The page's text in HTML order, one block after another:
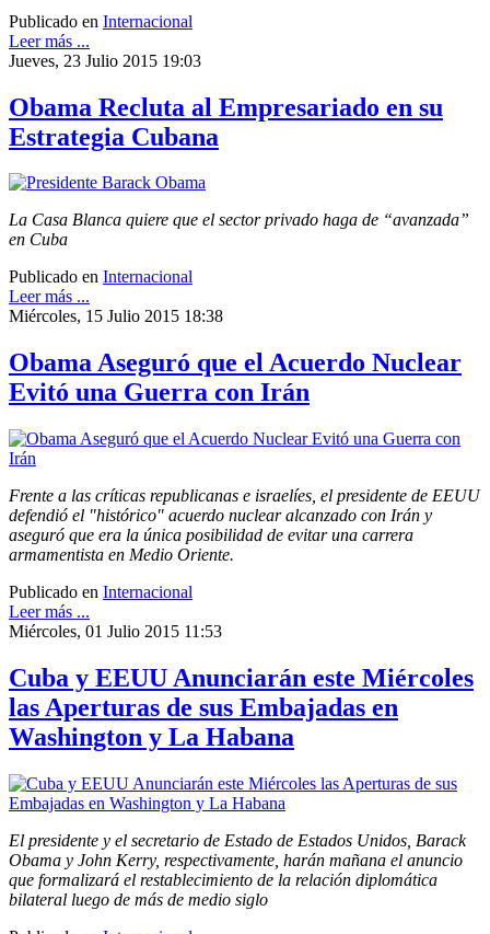
Publicado en Internacional
Leer más ...
Jueves, 23 Julio 2015 19:03
Obama Recluta al Empresariado en su
Estrategia Cubana
La Casa Blanca quiere que el sector privado haga de “avanzada”
en Cuba
Publicado en Internacional
Leer más ...
Miércoles, 15 Julio 2015 18:38
Obama Aseguró que el Acuerdo Nuclear
Evitó una Guerra con Irán
Frente a las críticas republicanas e israelíes, el presidente de EEUU
defendió el "histórico" acuerdo nuclear alcanzado con Irán y
aseguró que era la única posibilidad de evitar una carrera
armamentista en Medio Oriente.
Publicado en Internacional
Leer más ...
Miércoles, 01 Julio 2015 11:53
Cuba y EEUU Anunciarán este Miércoles
las Aperturas de sus Embajadas en
Washington y La Habana
El presidente y el secretario de Estado de Estados Unidos, Barack
Obama y John Kerry, respectivamente, harán mañana el anuncio
que formalizará el restablecimiento de la relación diplomática
bilateral luego de más de medio siglo